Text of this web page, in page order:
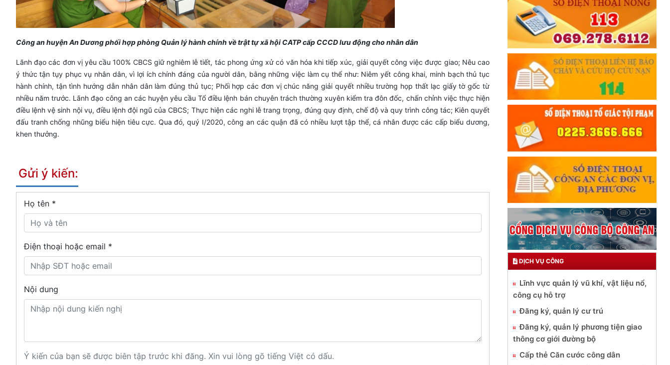
Công an huyện An Dương phối hợp phòng Quản lý hành chính về trật tự xã hội CATP cấp CCCD lưu động cho nhân dân
Lãnh đạo các đơn vị yêu cầu 100% CBCS giữ nghiêm lễ tiết, tác phong ứng xử có văn hóa khi tiếp xúc, giải quyết công việc được giao; Nêu cao
ý thức tận tụy phục vụ nhân dân, vì lợi ích chính đáng của người dân, bằng những việc làm cụ thể như: Niêm yết công khai, minh bạch thủ tục
hành chính, tận tình hướng dẫn nhân dân làm đúng thủ tục; Phối hợp các đơn vị chúc năng giải quyết nhiều trường họp thất lạc giấy tờ gốc từ
nhiều năm trước. Lãnh đạo công an các huyện yêu cầu Tổ điều lệnh bán chuyên trách thường xuyên kiểm tra đôn đốc, chấn chỉnh việc thực hiện
điều lệnh vệ sinh nội vụ, điều lệnh đội ngũ của CBCS; Thực hiện các nghi lễ trang trọng, đúng quy định, chế độ và quy trình công tác; Kiên quyết
đấu tranh chống nhũng biểu hiện tiêu cực. Qua đó, quý I/2020, công an các quận đã có nhiều lượt tập thể, cá nhân được các cấp biểu dương,
khen thưởng.
Gửi ý kiến:
Họ tên *
Điện thoại hoặc email *
Nội dung
Ý kiến của bạn sẽ được biên tập trước khi đăng. Xin vui lòng gõ tiếng Việt có dấu.
DỊCH VỤ CÔNG
Lĩnh vực quản lý vũ khí, vật liệu nổ,
công cụ hỗ trợ
Đăng ký, quản lý cư trú
Đăng ký, quản lý phương tiện giao
thông cơ giới đường bộ
Cấp thẻ Căn cước công dân